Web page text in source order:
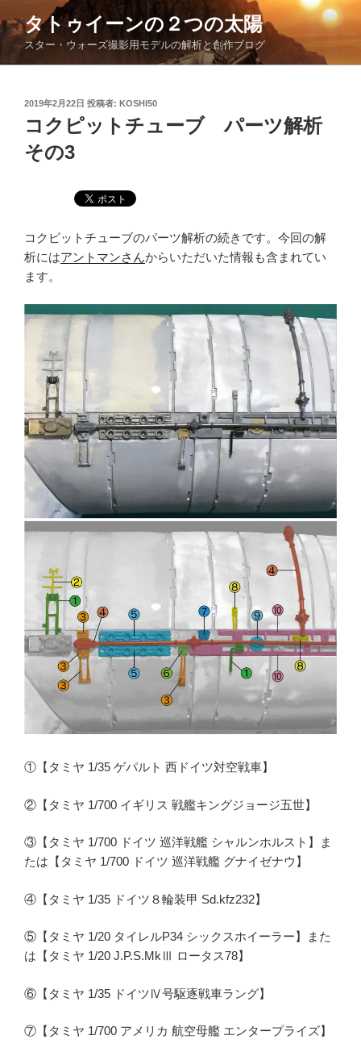
ン
ン
タトゥイーンの２つの太陽
スター・ウォーズ撮影用モデルの解析と創作ブログ
投
日:
2019年2月22日 投稿者: KOSHI50
コクピットチューブ パーツ解析
その3
コクピットチューブのパーツ解析の続きです。今回の解
析にはアントマンさんからいただいた情報も含まれてい
ます。
①【タミヤ 1/35 ゲパルト 西ドイツ対空戦車】
②【タミヤ 1/700 イギリス 戦艦キングジョージ五世】
③【タミヤ 1/700 ドイツ 巡洋戦艦 シャルンホルスト】ま
たは【タミヤ 1/700 ドイツ 巡洋戦艦 グナイゼナウ】
④【タミヤ 1/35 ドイツ８輪装甲 Sd.kfz232】
⑤【タミヤ 1/20 タイレルP34 シックスホイーラー】また
は【タミヤ 1/20 J.P.S.MkⅢ ロータス78】
⑥【タミヤ 1/35 ドイツⅣ号駆逐戦車ラング】
⑦【タミヤ 1/700 アメリカ 航空母艦 エンタープライズ】